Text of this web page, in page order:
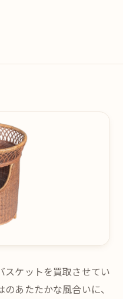
スケットを買取させてい
あたたかな風合いに、